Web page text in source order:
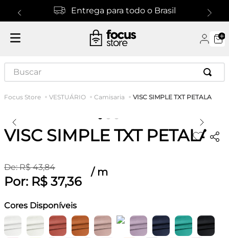
Entrega para todo o Brasil
Buscar
VESTUÁRIO Camisaria VISC SIMPLE TXT PETALA
VISC SIMPLE TXT PETALA
De:R$ 43,84
Por: R$ 37,36
/ m
Cores Disponíveis